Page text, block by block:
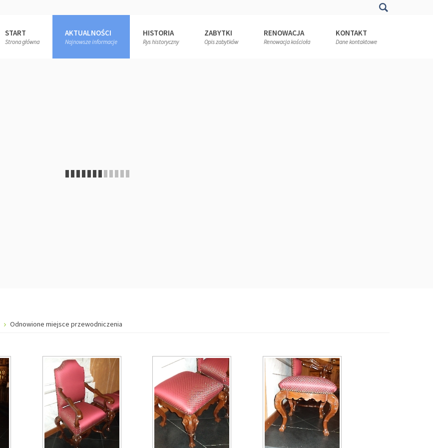
START
Strona główna
AKTUALNOŚCI
Najnowsze informacje
HISTORIA
Rys historyczny
ZABYTKI
Opis zabytków
RENOWACJA
Renowacja kościoła
KONTAKT
Dane kontaktowe
Odnowione miejsce przewodniczenia